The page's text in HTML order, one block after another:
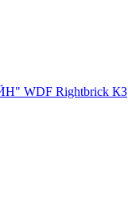
WDF Rightbrick КЗ